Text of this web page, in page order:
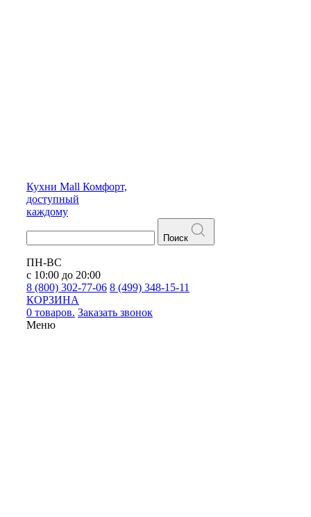
Кухни Mall Комфорт,
доступный
каждому
Поиск
ПН-ВС
с 10:00 до 20:00
8 (800) 302-77-06 8 (499) 348-15-11
КОРЗИНА
0 товаров. Заказать звонок
Меню